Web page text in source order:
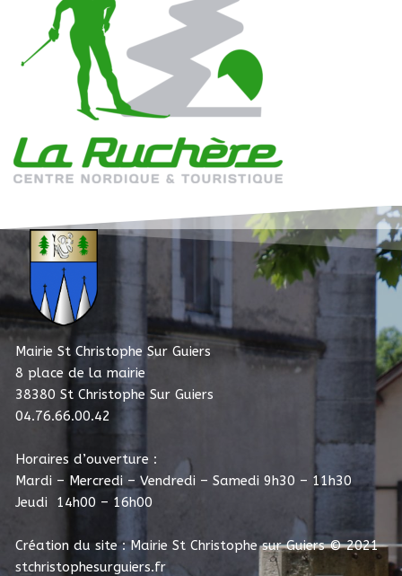
Mairie St Christophe Sur Guiers
8 place de la mairie
38380 St Christophe Sur Guiers
04.76.66.00.42
Horaires d’ouverture :
Mardi – Mercredi – Vendredi – Samedi 9h30 – 11h30
Jeudi 14h00 – 16h00
Création du site : Mairie St Christophe sur Guiers© 2021
stchristophesurguiers.fr